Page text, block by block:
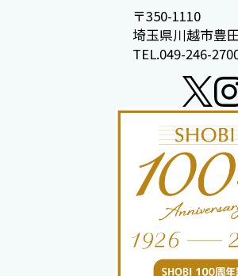
受験生サイト
〒350-1110
埼玉県川越市豊
TEL.049-246-